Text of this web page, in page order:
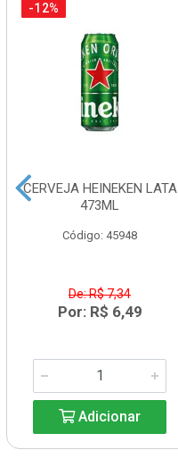
-12%
CERVEJA HEINEKEN LATA
473ML
Código: 45948
De: R$ 7,34
Por: R$ 6,49
Adicionar